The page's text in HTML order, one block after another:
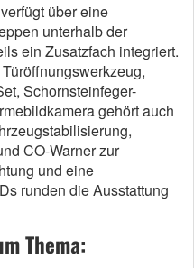
über eine
unterhalb der
ein Zusatzfach integriert.
Schornsteinfeger-
gehört auch
CO-Warner zur
und eine
runden die Ausstattung
Thema: